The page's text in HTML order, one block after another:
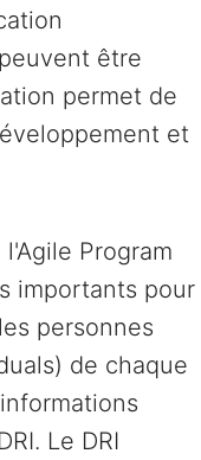
peuvent être
permet de
et
Program
importants pour
personnes
de chaque
Le DRI